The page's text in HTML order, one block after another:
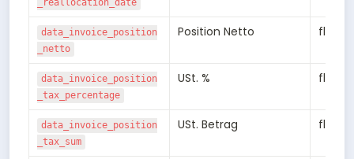
_reallocation_date
data_invoice_position
_netto
Position Netto float8
data_invoice_position
_tax_percentage
USt. % float8
data_invoice_position
_tax_sum
USt. Betrag float8